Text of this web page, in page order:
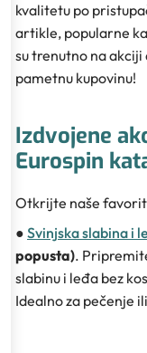
kvalitetu po
artikle, popularne
su trenutno na
pametnu kupovinu!
Izdvojene
Eurospin
Otkrijte naše
● Svinjska slabina i
popusta).
slabinu i leđa bez
Idealno za pečenje